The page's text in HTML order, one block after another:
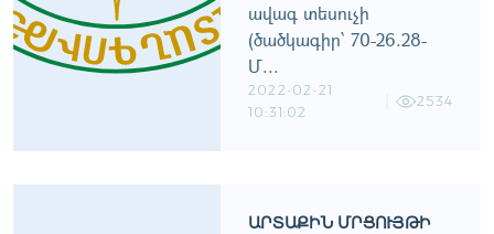
ավագ տեսուչի
(ծածկագիր՝ 70-26.28-
Մ...
2022-02-21
10:31:02
2534
ԱՐՏԱՔԻՆ ՄՐՑՈՒՅԹԻ